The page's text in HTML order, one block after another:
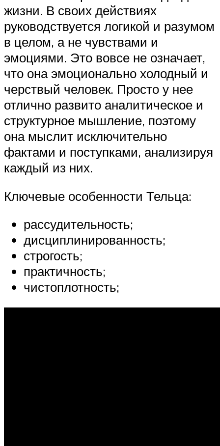
жизни. В своих действиях
руководствуется логикой и разумом
в целом, а не чувствами и
эмоциями. Это вовсе не означает,
что она эмоционально холодный и
черствый человек. Просто у нее
отлично развито аналитическое и
структурное мышление, поэтому
она мыслит исключительно
фактами и поступками, анализируя
каждый из них.
Ключевые особенности Тельца:
рассудительность;
дисциплинированность;
строгость;
практичность;
чистоплотность;